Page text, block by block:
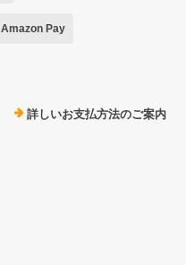
Amazon Pay
詳しいお支払方法のご案内